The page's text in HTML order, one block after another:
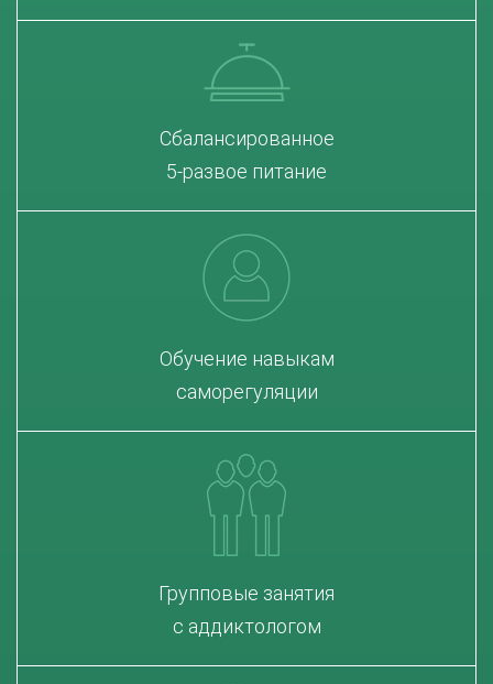
Сбалансированное
5-развое питание
Обучение навыкам
саморегуляции
Групповые занятия
с аддиктологом